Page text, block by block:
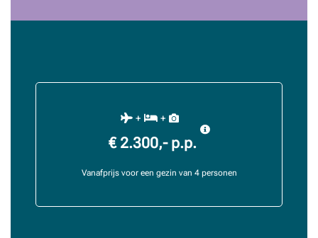
+ +
€ 2.300,- p.p.
Vanafprijs voor een gezin van 4 personen